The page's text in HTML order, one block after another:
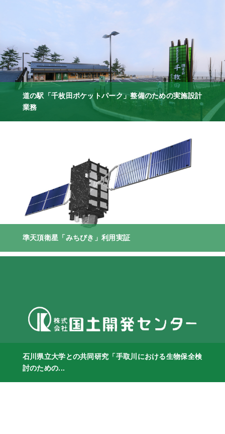
道の駅「千枚田ポケットパーク」整備のための実施設計
業務
準天頂衛星「みちびき」利用実証
石川県立大学との共同研究「手取川における生物保全検
討のための...